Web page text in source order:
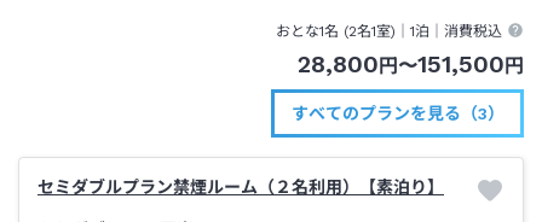
おとな1名 (2名1室)｜1泊 ｜消費税込
28,800 円 〜151,500 円
すべてのプランを見る（3）
セミダブルプラン禁煙ルーム（２名利用）【素泊り】